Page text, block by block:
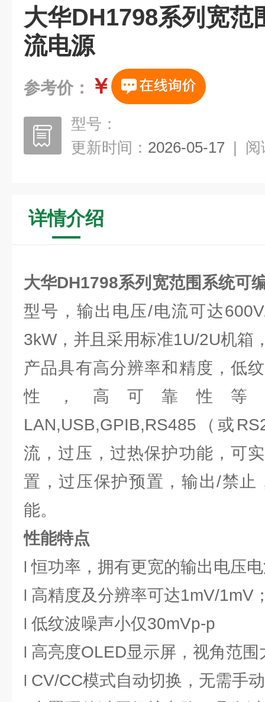
大华DH1798系列宽范
流电源
参考价： ￥
型号：
更新时间： 2026-05-17 | 阅
详情介绍
大华DH1798系列宽范围系统可
型号，输出电压/电流可达
3kW，并且采用标准1U/2U机箱
产品具有高分辨率和精度，低
性，高可靠性等
LAN,USB,GPIB,RS485（或
流，过压，过热保护功能，可
置，过压保护预置，输出/禁止
能。
性能特点
l恒功率，拥有更宽的输出电压
l 高精度及分辨率可达1mV/1mV
l 低纹波噪声小仅30mVp-p
l 高亮度OLED显示屏，视角范
l CV/CC模式自动切换，无需手